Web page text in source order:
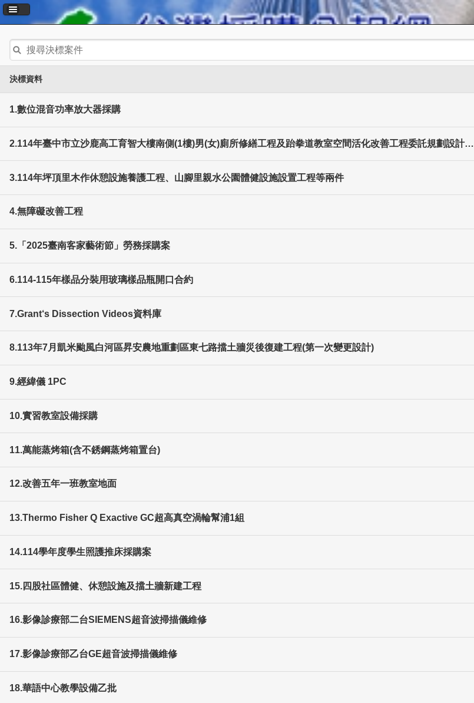
決標資料
1.數位混音功率放大器採購
2.114年臺中市立沙鹿高工育智大樓南側(1樓)男(女)廁所修繕工程及跆拳道教室空間活化改善工程委託規劃設計…
3.114年坪頂里木作休憩設施養護工程、山腳里親水公園體健設施設置工程等兩件
4.無障礙改善工程
5.「2025臺南客家藝術節」勞務採購案
6.114-115年樣品分裝用玻璃樣品瓶開口合約
7.Grant‘s Dissection Videos資料庫
8.113年7月凱米颱風白河區昇安農地重劃區東七路擋土牆災後復建工程(第一次變更設計)
9.經緯儀 1PC
10.實習教室設備採購
11.萬能蒸烤箱(含不銹鋼蒸烤箱置台)
12.改善五年一班教室地面
13.Thermo Fisher Q Exactive GC超高真空渦輪幫浦1組
14.114學年度學生照護推床採購案
15.四股社區體健、休憩設施及擋土牆新建工程
16.影像診療部二台SIEMENS超音波掃描儀維修
17.影像診療部乙台GE超音波掃描儀維修
18.華語中心教學設備乙批